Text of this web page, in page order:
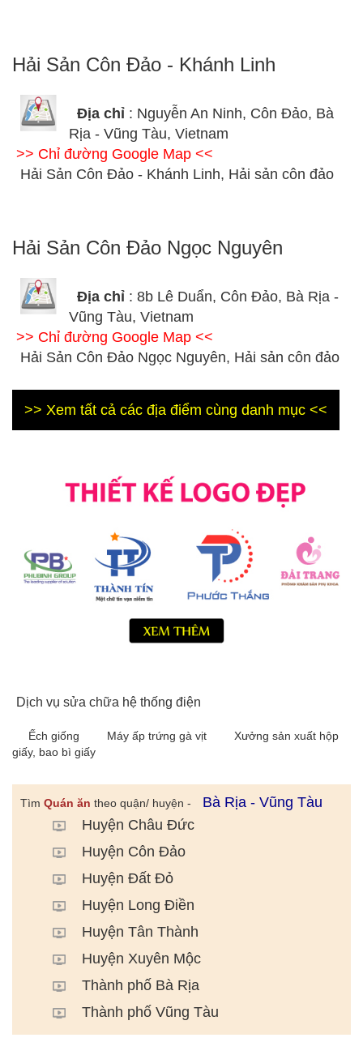
Hải Sản Côn Đảo - Khánh Linh
Địa chỉ : Nguyễn An Ninh, Côn Đảo, Bà
Rịa - Vũng Tàu, Vietnam
>> Chỉ đường Google Map <<
Hải Sản Côn Đảo - Khánh Linh, Hải sản côn đảo
Hải Sản Côn Đảo Ngọc Nguyên
Địa chỉ : 8b Lê Duẩn, Côn Đảo, Bà Rịa -
Vũng Tàu, Vietnam
>> Chỉ đường Google Map <<
Hải Sản Côn Đảo Ngọc Nguyên, Hải sản côn đảo
>> Xem tất cả các địa điểm cùng danh mục <<
Dịch vụ sửa chữa hệ thống điện
Ếch giống Máy ấp trứng gà vịt
Xưởng sản xuất hộp
giấy, bao bì giấy
Tìm Quán ăn theo quận/ huyện -
Bà Rịa - Vũng Tàu
Huyện Châu Đức
Huyện Côn Đảo
Huyện Đất Đỏ
Huyện Long Điền
Huyện Tân Thành
Huyện Xuyên Mộc
Thành phố Bà Rịa
Thành phố Vũng Tàu